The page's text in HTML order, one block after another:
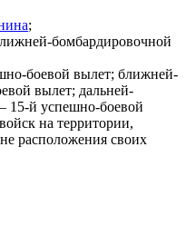
;
бомбардировочной
боевой вылет; ближней-
вылет; дальней-
15-й успешно-боевой
на территории,
расположения своих